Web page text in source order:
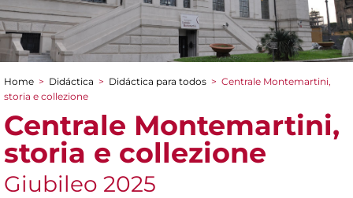
You are here
Home > Didáctica > Didáctica para todos > Centrale Montemartini,
storia e collezione
Centrale Montemartini,
storia e collezione
Giubileo 2025